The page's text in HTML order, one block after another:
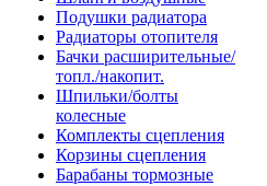
Подушки радиатора
Радиаторы отопителя
Бачки расширительные/
топл./накопит.
Шпильки/болты
колесные
Комплекты сцепления
Корзины сцепления
Барабаны тормозные